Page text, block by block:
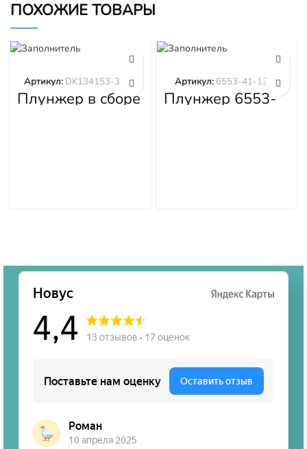
ПОХОЖИЕ ТОВАРЫ
Плунжер в сборе
DK134153-3520
Артикул: DK134153-3520
Плунжер 6553-
41-1300
Артикул: 6553-41-1300